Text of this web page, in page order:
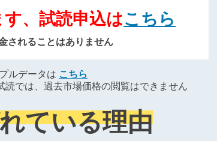
、試読申込はこちら
されることはありません
ルデータは こちら
読では、過去市場価格の閲覧はできません
ている理由